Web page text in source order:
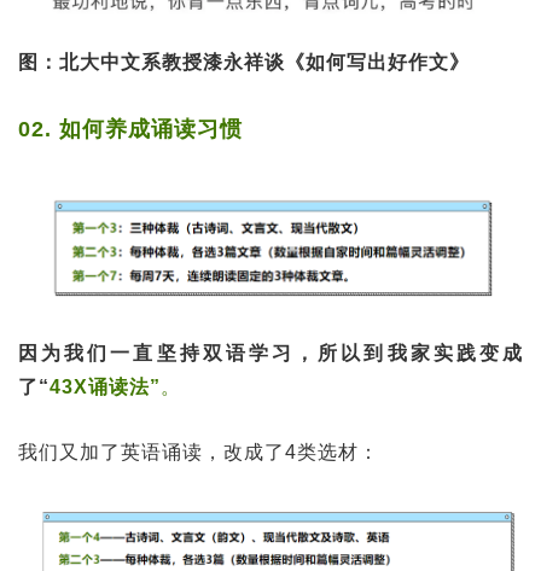
图：北大中文系教授漆永祥谈《如何写出好作文》
02. 如何养成诵读习惯
因为我们一直坚持双语学习，所以到我家实践变成
了“43X诵读法” 。
我们又加了英语诵读，改成了4类选材：